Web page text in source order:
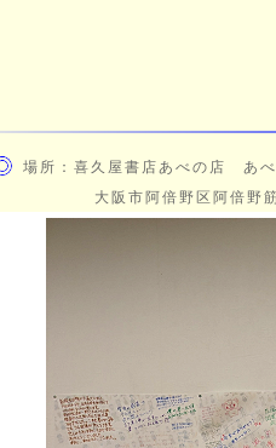
場所：喜久屋書店あべの店 あ
大阪市阿倍野区阿倍野筋１